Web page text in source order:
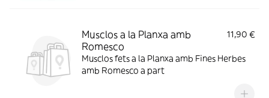
Musclos a la Planxa amb
Romesco
11,90 €
Musclos fets a la Planxa amb Fines Herbes
amb Romesco a part